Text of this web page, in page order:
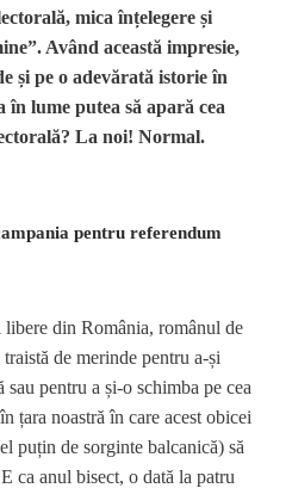
mica înțelegere și
Având această impresie,
și pe o adevărată istorie în
în lume putea să apară cea
La noi! Normal.
pentru referendum
din România, românul de
de merinde pentru a-și
pentru a și-o schimba pe cea
țara noastră în care acest obicei
puțin de sorginte balcanică) să
ca anul bisect, o dată la patru